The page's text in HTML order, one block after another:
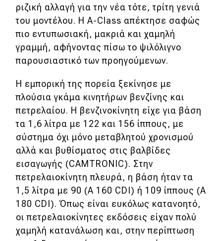
Κόσμος
Τεχνολογία
Ασφάλεια
Αγορά
Απόψεις
Test Drive
Δοκιμή
Αποστολή
Συγκρίνουμε
Αγώνες
ριζική αλλαγή για την νέα τότε, τρίτη γενιά
του μοντέλου. Η A-Class απέκτησε σαφώς
πιο εντυπωσιακή, μακριά και χαμηλή
γραμμή, αφήνοντας πίσω το ψιλόλιγνο
παρουσιαστικό των προηγούμενων.
Η εμπορική της πορεία ξεκίνησε με
πλούσια γκάμα κινητήρων βενζίνης και
πετρελαίου. Η βενζινοκίνητη είχε για βάση
τα 1,6 λίτρα με 122 και 156 ίππους, με
σύστημα όχι μόνο μεταβλητού χρονισμού
αλλά και βυθίσματος στις βαλβίδες
εισαγωγής (CAMTRONIC). Στην
πετρελαιοκίνητη πλευρά, η βάση ήταν τα
1,5 λίτρα με 90 (Α 160 CDI) ή 109 ίππους (Α
180 CDI). Όπως είναι ευκόλως κατανοητό,
οι πετρελαιοκίνητες εκδόσεις είχαν πολύ
χαμηλή κατανάλωση και, στην περίπτωση